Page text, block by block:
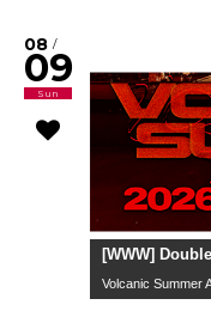
08 /
09
Sun
[WWW]
Volcanic Summer